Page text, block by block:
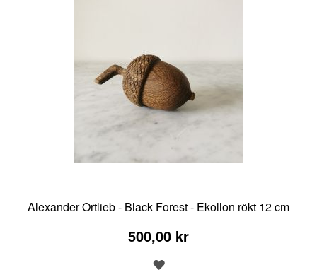
Alexander Ortlieb - Black Forest - Ekollon rökt 12 cm
500,00 kr
LÄGG